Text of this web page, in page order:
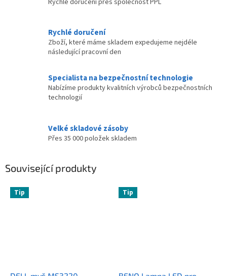
Rychlé doručení
Zboží, které máme skladem expedujeme nejdéle
následující pracovní den
Specialista na bezpečnostní technologie
Nabízíme produkty kvalitních výrobců bezpečnostních
technologií
Velké skladové zásoby
Přes 35 000 položek skladem
Související produkty
Tip Tip